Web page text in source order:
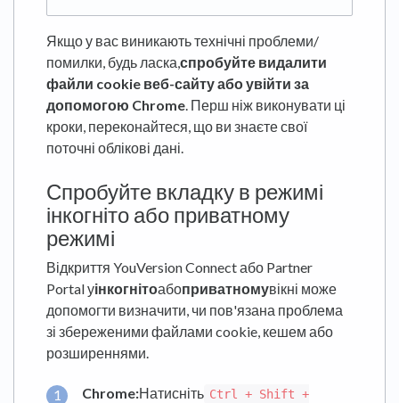
Якщо у вас виникають технічні проблеми/
помилки, будь ласка,спробуйте видалити
файли cookie веб-сайту або увійти за
допомогою Chrome. Перш ніж виконувати ці
кроки, переконайтеся, що ви знаєте свої
поточні облікові дані.
Спробуйте вкладку в режимі
інкогніто або приватному
режимі
Відкриття YouVersion Connect або Partner
Portal уінкогнітоабоприватномувікні може
допомогти визначити, чи пов'язана проблема
зі збереженими файлами cookie, кешем або
розширеннями.
Chrome:Натисніть Ctrl + Shift +